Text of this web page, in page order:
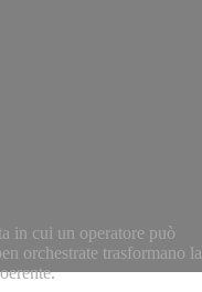
in cui un operatore può
orchestrate trasformano la